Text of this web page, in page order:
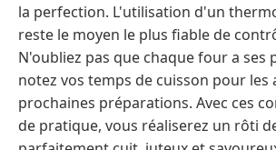
la perfection. L'utilisation d'un
reste le moyen le plus fiable de
N'oubliez pas que chaque four a ses
notez vos temps de cuisson pour les
prochaines préparations. Avec ces
de pratique, vous réaliserez un rôti